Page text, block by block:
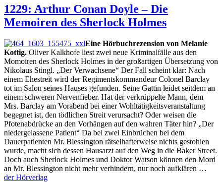
Brittany
Cavallaro
–
und
ich.
Die
Morde
von
Sherringford
1229: Arthur Conan Doyle – Die
Memoiren des Sherlock Holmes
Eine Hörbuchrezension von Melanie
Kottig. Oliver Kalkhofe liest zwei neue Kriminalfälle aus den
Momoiren des Sherlock Holmes in der großartigen Übersetzung von
Nikolaus Stingl. „Der Verwachsene“ Der Fall scheint klar: Nach
einem Ehestreit wird der Regimentskommandeur Colonel Barclay
tot im Salon seines Hauses gefunden. Seine Gattin leidet seitdem an
einem schweren Nervenfieber. Hat der verkrüppelte Mann, dem
Mrs. Barclay am Vorabend bei einer Wohltätigkeitsveranstaltung
begegnet ist, den tödlichen Streit verursacht? Oder weisen die
Pfotenabdrücke an den Vorhängen auf den wahren Täter hin? „Der
niedergelassene Patient“ Da bei zwei Einbrüchen bei dem
Dauerpatienten Mr. Blessington rätselhafterweise nichts gestohlen
wurde, macht sich dessen Hausarzt auf den Weg in die Baker Street.
Doch auch Sherlock Holmes und Doktor Watson können den Mord
an Mr. Blessington nicht mehr verhindern, nur noch aufklären …
der Hörverlag